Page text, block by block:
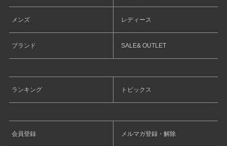
メンズ レディース
ブランド SALE& OUTLET
ランキング トピックス
会員登録 メルマガ登録・解除